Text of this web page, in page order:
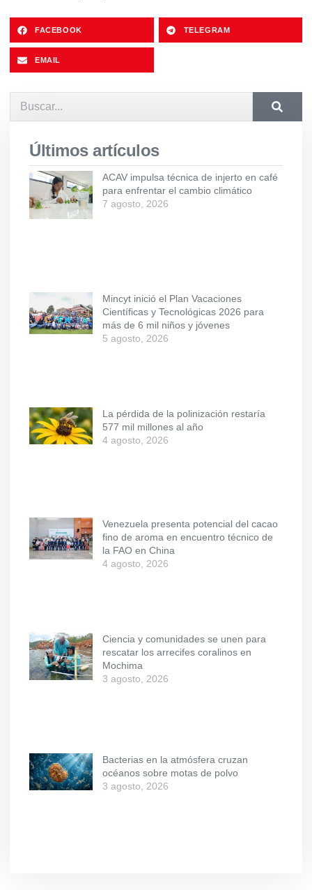
FACEBOOK TELEGRAM
EMAIL
Últimos artículos
ACAV impulsa técnica de injerto en café
para enfrentar el cambio climático
7 agosto, 2026
Mincyt inició el Plan Vacaciones
Científicas y Tecnológicas 2026 para
más de 6 mil niños y jóvenes
5 agosto, 2026
La pérdida de la polinización restaría
577 mil millones al año
4 agosto, 2026
Venezuela presenta potencial del cacao
fino de aroma en encuentro técnico de
la FAO en China
4 agosto, 2026
Ciencia y comunidades se unen para
rescatar los arrecifes coralinos en
Mochima
3 agosto, 2026
Bacterias en la atmósfera cruzan
océanos sobre motas de polvo
3 agosto, 2026